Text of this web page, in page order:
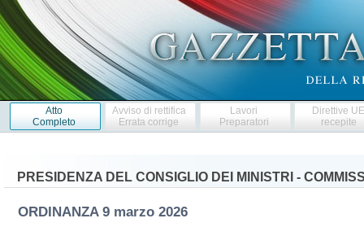
Atto
Completo
Avviso di rettifica
Errata corrige
Lavori
Preparatori
Direttive
recepite
PRESIDENZA DEL CONSIGLIO DEI MINISTRI -
ORDINANZA 9 marzo 2026